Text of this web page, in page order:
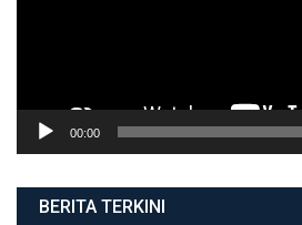
00:00
BERITA TERKINI